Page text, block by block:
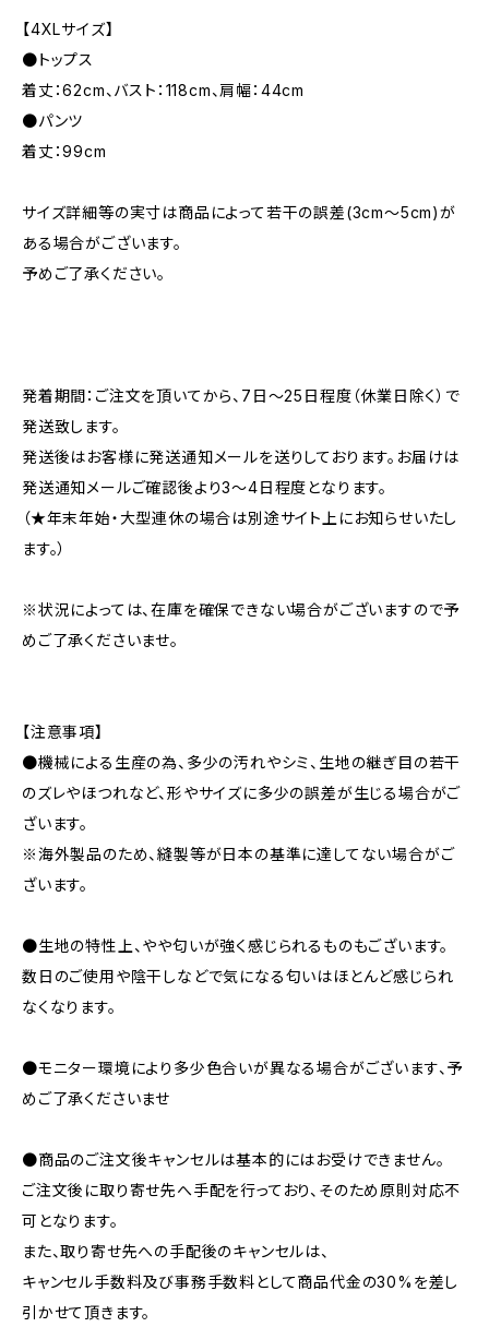
【4XLサイズ】
●トップス
着丈：62cm、バスト：118cm、肩幅：44cm
●パンツ
着丈：99cm
サイズ詳細等の実寸は商品によって若干の誤差(3cm〜5cm)が
ある場合がございます。
予めご了承ください。
発着期間：ご注文を頂いてから、7日〜25日程度（休業日除く）で
発送致します。
発送後はお客様に発送通知メールを送りしております。お届けは
発送通知メールご確認後より3〜4日程度となります。
（★年末年始・大型連休の場合は別途サイト上にお知らせいたし
ます。）
※状況によっては、在庫を確保できない場合がございますので予
めご了承くださいませ。
【注意事項】
●機械による生産の為、多少の汚れやシミ、生地の継ぎ目の若干
のズレやほつれなど、形やサイズに多少の誤差が生じる場合がご
ざいます。
※海外製品のため、縫製等が日本の基準に達してない場合がご
ざいます。
●生地の特性上、やや匂いが強く感じられるものもございます。
数日のご使用や陰干しなどで気になる匂いはほとんど感じられ
なくなります。
●モニター環境により多少色合いが異なる場合がございます、予
めご了承くださいませ
●商品のご注文後キャンセルは基本的にはお受けできません。
ご注文後に取り寄せ先へ手配を行っており、そのため原則対応不
可となります。
また、取り寄せ先への手配後のキャンセルは、
キャンセル手数料及び事務手数料として商品代金の30%を差し
引かせて頂きます。